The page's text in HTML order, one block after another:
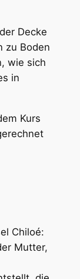
Decke
zu Boden
wie sich
in
Kurs
Chiloé:
Mutter,